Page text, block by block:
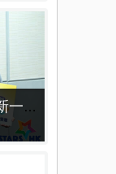
「HER2基因突變肺癌患者：新一代口服標靶藥帶來希望」， 促請政府加快納入藥物名冊，助患者及早受惠